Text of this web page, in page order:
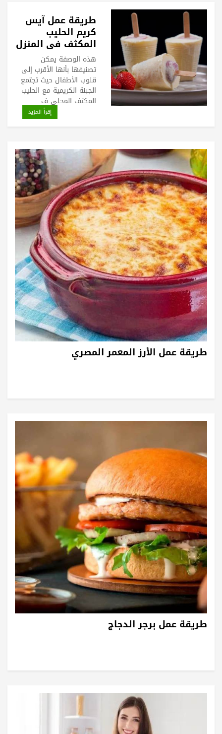
طريقة عمل آيس
كريم الحليب
المكثف في المنزل
هذه الوصفة يمكن
تصنيفها بأنها الأقرب إلى
قلوب الأطفال حيث تجتمع
الجبنة الكريمية مع الحليب
المكثف المحلى ف
إقرأ المزيد
طريقة عمل الأرز المعمر المصري
طريقة عمل برجر الدجاج